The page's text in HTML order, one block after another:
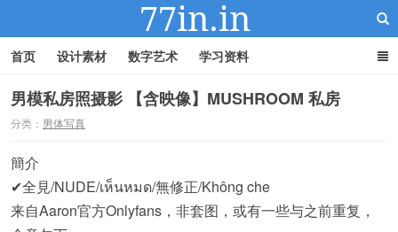
首页 设计素材 数字艺术 学习资料
男模私房照摄影 【含映像】MUSHROOM 私房
分类： 男体写真
簡介
✔全見/NUDE/เห็นหมด/無修正/Không che
来自Aaron官方Onlyfans，非套图，或有一些与之前重复，